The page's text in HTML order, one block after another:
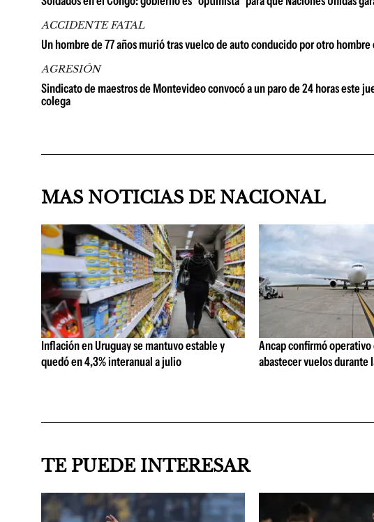
ACCIDENTE FATAL
Un hombre de 77 años murió tras vuelco de auto conducido por otro hombre
AGRESIÓN
Sindicato de maestros de Montevideo convocó a un paro de 24 horas este
colega
MAS NOTICIAS DE NACIONAL
Inflación en Uruguay se mantuvo estable y
quedó en 4,3% interanual a julio
Ancap confirmó operativo
abastecer vuelos durante
TE PUEDE INTERESAR